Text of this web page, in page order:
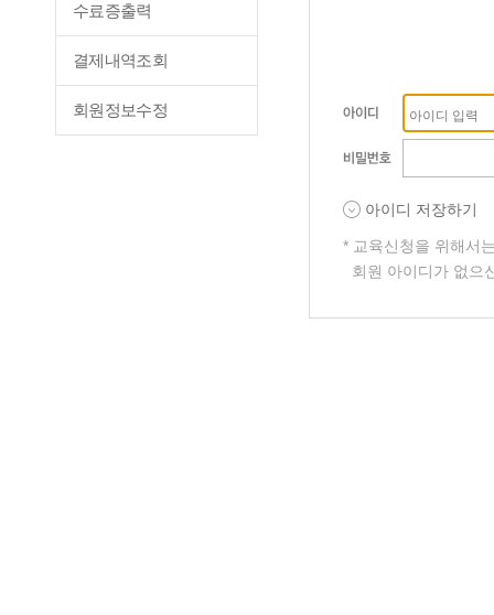
수료증출력
결제내역조회
회원정보수정
아이디 저장하기
* 교육신청을 위해서
회원 아이디가 없으